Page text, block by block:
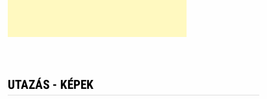
UTAZÁS - KÉPEK